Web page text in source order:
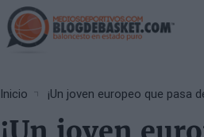
Skip
to
main
Breadcrumb
Inicio